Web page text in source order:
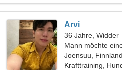
Arvi
36 Jahre, Widder
Mann möchte
Joensuu, Finnland
Krafttraining,